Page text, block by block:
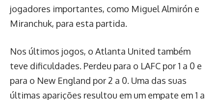
jogadores importantes, como Miguel Almirón e
Miranchuk, para esta partida.
Nos últimos jogos, o Atlanta United também
teve dificuldades. Perdeu para o LAFC por 1 a 0 e
para o New England por 2 a 0. Uma das suas
últimas aparições resultou em um empate em 1 a